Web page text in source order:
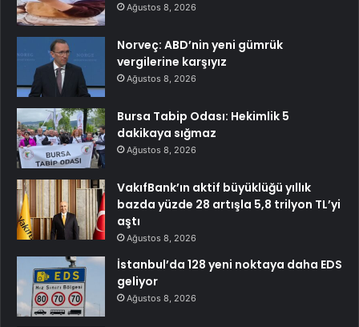
Ağustos 8, 2026
Norveç: ABD’nin yeni gümrük
vergilerine karşıyız
Ağustos 8, 2026
Bursa Tabip Odası: Hekimlik 5
dakikaya sığmaz
Ağustos 8, 2026
VakıfBank’ın aktif büyüklüğü yıllık
bazda yüzde 28 artışla 5,8 trilyon TL’yi
aştı
Ağustos 8, 2026
İstanbul’da 128 yeni noktaya daha EDS
geliyor
Ağustos 8, 2026